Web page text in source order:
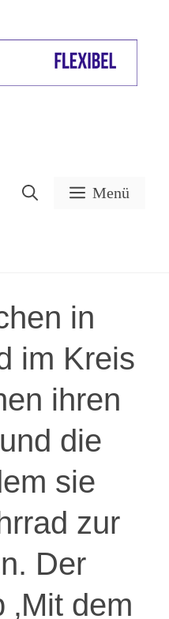
Menü
in
im Kreis
ihren
die
sie
zur
Der
dem